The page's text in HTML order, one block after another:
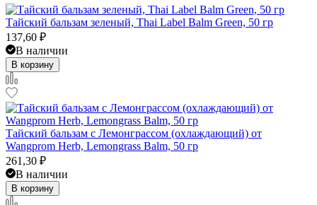
Тайский бальзам зеленый, Thai Label Balm Green, 50 гр
137,60 ₽
В наличии
В корзину
Тайский бальзам с Лемонграссом (охлаждающий) от
Wangprom Herb, Lemongrass Balm, 50 гр
261,30 ₽
В наличии
В корзину